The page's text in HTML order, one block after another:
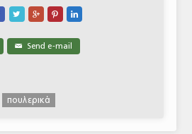
   
✉ Send e-mail
πουλερικά